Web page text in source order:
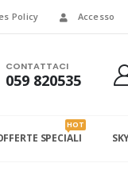
Policy Accesso
CONTATTACI
059 820535
SPECIALI
HOT